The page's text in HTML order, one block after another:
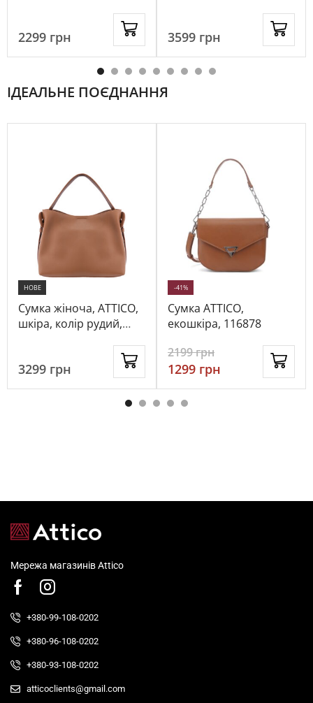
2299 грн 3599 грн
ІДЕАЛЬНЕ ПОЄДНАННЯ
НОВЕ
Сумка жіноча, ATTICO,
шкіра, колір рудий,
3299 грн
Сумка ATTICO,
екошкіра, 116878
-41%
2199грн
1299 грн
Мережа магазинів Attico
+380-99-108-0202
+380-96-108-0202
+380-93-108-0202
atticoclients@gmail.com